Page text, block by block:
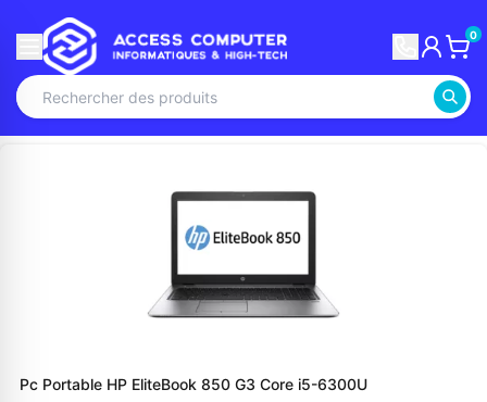
0
Pc Portable HP EliteBook 850 G3 Core i5-6300U